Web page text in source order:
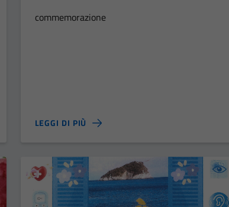
commemorazione
LEGGI DI PIÙ